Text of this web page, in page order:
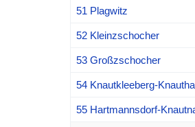
51 Plagwitz
52 Kleinzschocher
53 Großzschocher
54 Knautkleeberg-
55 Hartmannsdorf-